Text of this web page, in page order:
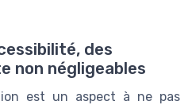
des
non négligeables
est un aspect à ne pas